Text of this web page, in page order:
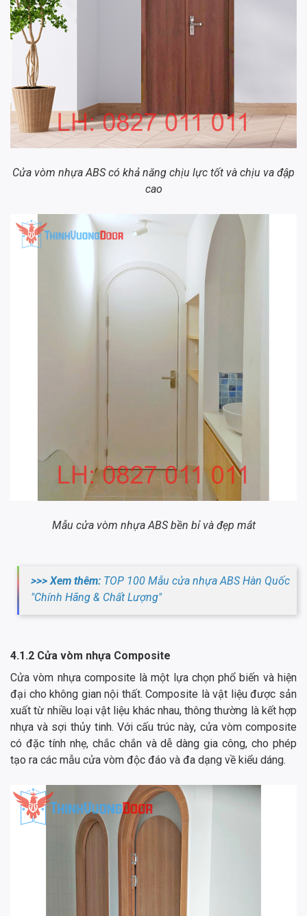
Cửa vòm nhựa ABS có khả năng chịu lực tốt và chịu va đập
cao
Mẫu cửa vòm nhựa ABS bền bỉ và đẹp mắt
>>> Xem thêm: TOP 100 Mẫu cửa nhựa ABS Hàn Quốc
"Chính Hãng & Chất Lượng"
4.1.2 Cửa vòm nhựa Composite
Cửa vòm nhựa composite là một lựa chọn phổ biến và hiện
đại cho không gian nội thất. Composite là vật liệu được sản
xuất từ nhiều loại vật liệu khác nhau, thông thường là kết hợp
nhựa và sợi thủy tinh. Với cấu trúc này, cửa vòm composite
có đặc tính nhẹ, chắc chắn và dễ dàng gia công, cho phép
tạo ra các mẫu cửa vòm độc đáo và đa dạng về kiểu dáng.